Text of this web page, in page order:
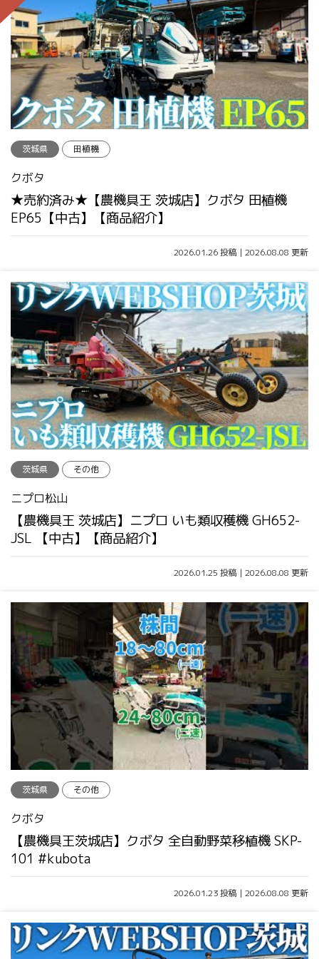
茨城県 田植機
クボタ
★売約済み★【農機具王 茨城店】クボタ 田植機
EP65【中古】【商品紹介】
2026.01.26 投稿 | 2026.08.08 更新
茨城県 その他
ニプロ松山
【農機具王 茨城店】ニプロ いも類収穫機 GH652-
JSL 【中古】【商品紹介】
2026.01.25 投稿 | 2026.08.08 更新
茨城県 その他
クボタ
【農機具王茨城店】クボタ 全自動野菜移植機 SKP-
101 #kubota
2026.01.23 投稿 | 2026.08.08 更新